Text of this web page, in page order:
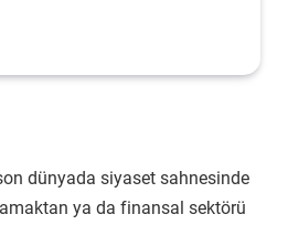
dünyada siyaset sahnesinde
ya da finansal sektörü